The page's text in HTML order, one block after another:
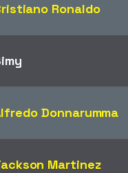
Ronaldo
Donnarumma
Martinez